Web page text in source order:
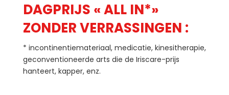
DAGPRIJS «ALL IN*»
ZONDER VERRASSINGEN :
* incontinentiemateriaal, medicatie, kinesitherapie,
geconventioneerde arts die de Iriscare-prijs
hanteert, kapper, enz.